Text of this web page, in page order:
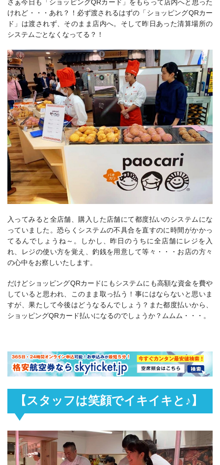
さぁ今日も「ショッピングQRカード」をもらって店内へと思った
けれど・・・あれ？！必ず渡されるはずの「ショッピングQRカー
ド」は渡されず、そのまま店内へ。そして昨日あった清算場所の
システムごとなくなってる？！
入ってみると全店舗、購入した店舗にて都度払いのシステムにな
っていました。恐らくシステムの不具合を直すのに時間がかかっ
てるんでしょうね～。しかし、昨日のうちに全店舗にレジを入
れ、レジの使い方を覚え、釣銭を用意して等々・・・お店の方々
の心中をお察しいたします。
だけどショッピングQRカードにもシステムにも高額な資金を費や
していると思われ、このまま取っ払う！事にはならないと思いま
すが、果たして今後はどうなるんでしょう？また都度払いから、
ショッピングQRカード払いになるのでしょうか？ムムム・・・。
【スタッフは笑顔でイキイキと♪】